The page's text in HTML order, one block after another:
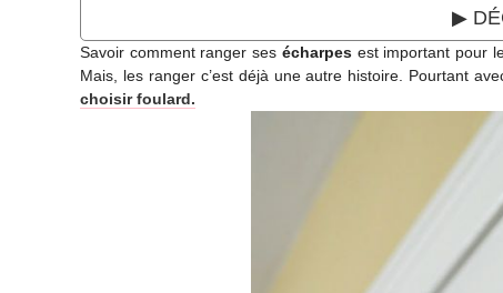
▶
Savoir comment ranger ses écharpes est important pour
Mais, les ranger c’est déjà une autre histoire. Pourtant
choisir foulard.